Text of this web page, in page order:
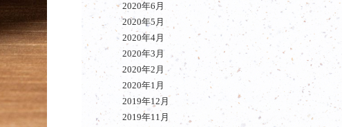
2020年6月
2020年5月
2020年4月
2020年3月
2020年2月
2020年1月
2019年12月
2019年11月